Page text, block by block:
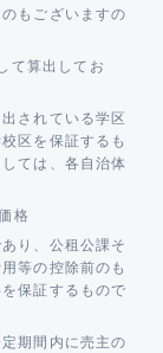
もございますの
て算出してお
されている学区
区を保証するも
ては、各自治体
格
り、公租公課そ
等の控除前のも
保証するもので
期間内に売主の